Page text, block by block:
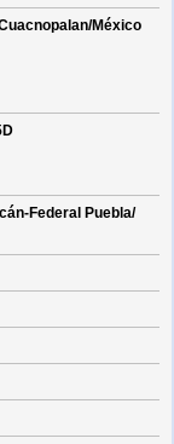
México
Federal Puebla/